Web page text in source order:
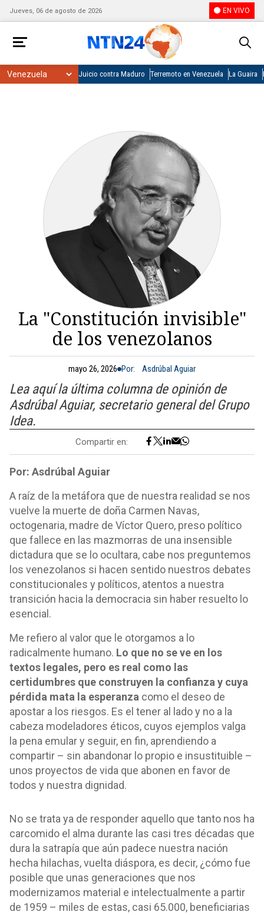
Jueves, 06 de agosto de 2026 EN VIVO
Juicio contra Maduro Terremoto en Venezuela La Guaira
La "Constitución invisible"
de los venezolanos
mayo 26, 2026 Por: Asdrúbal Aguiar
Lea aquí la última columna de opinión de
Asdrúbal Aguiar, secretario general del Grupo
Idea.
Compartir en:
Por: Asdrúbal Aguiar
A raíz de la metáfora que de nuestra realidad se nos
vuelve la muerte de doña Carmen Navas,
octogenaria, madre de Víctor Quero, preso político
que fallece en las mazmorras de una insensible
dictadura que se lo ocultara, cabe nos preguntemos
los venezolanos si hacen sentido nuestros debates
constitucionales y políticos, atentos a nuestra
transición hacia la democracia sin haber resuelto lo
esencial.
Me refiero al valor que le otorgamos a lo
radicalmente humano. Lo que no se ve en los
textos legales, pero es real como las
certidumbres que construyen la confianza y cuya
pérdida mata la esperanza como el deseo de
apostar a los riesgos. Es el tener al lado y no a la
cabeza modeladores éticos, cuyos ejemplos valga
la pena emular y seguir, en fin, aprendiendo a
compartir – sin abandonar lo propio e insustituible –
unos proyectos de vida que abonen en favor de
todos y nuestra dignidad.
No se trata ya de responder aquello que tanto nos ha
carcomido el alma durante las casi tres décadas que
dura la satrapía que aún padece nuestra nación
hecha hilachas, vuelta diáspora, es decir, ¿cómo fue
posible que unas generaciones que nos
modernizamos material e intelectualmente a partir
de 1959 – miles de estas, casi 65.000, beneficiarias